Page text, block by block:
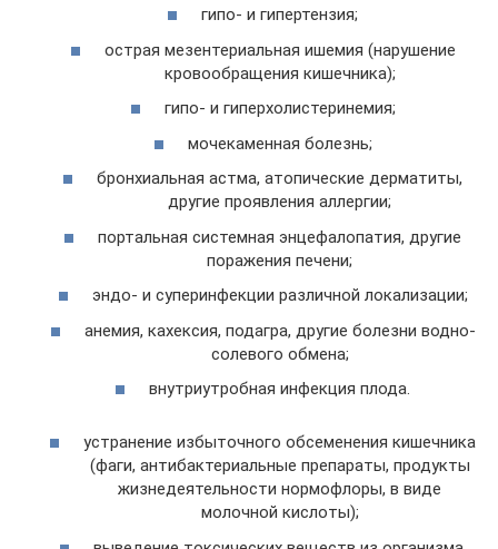
гипо- и гипертензия;
острая мезентериальная ишемия (нарушение
кровообращения кишечника);
гипо- и гиперхолистеринемия;
мочекаменная болезнь;
бронхиальная астма, атопические дерматиты,
другие проявления аллергии;
портальная системная энцефалопатия, другие
поражения печени;
эндо- и суперинфекции различной локализации;
анемия, кахексия, подагра, другие болезни водно-
солевого обмена;
внутриутробная инфекция плода.
устранение избыточного обсеменения кишечника
(фаги, антибактериальные препараты, продукты
жизнедеятельности нормофлоры, в виде
молочной кислоты);